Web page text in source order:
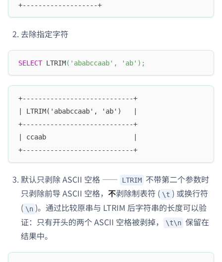
+-------------------+
去除指定字符
SELECT LTRIM( 'ababccaab' , 'ab' ) ;
+----------------------------+
| LTRIM('ababccaab', 'ab')   |
+----------------------------+
| ccaab                      |
+----------------------------+
默认只剥除 ASCII 空格 —— LTRIM 不带第二个参数时
只剥除前导 ASCII 空格， 不剥除制表符 ( \t ) 或换行符
( \n )。通过比较原串与 LTRIM 后字符串的长度可以验
证：只有开头的两个 ASCII 空格被剥掉，
\t\n 保留在
结果中。